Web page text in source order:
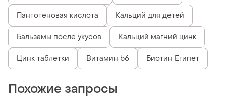
Пантотеновая кислота Кальций для детей
Бальзамы после укусов Кальций магний цинк
Цинк таблетки Витамин b6 Биотин Египет
Похожие запросы